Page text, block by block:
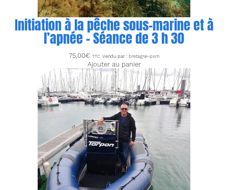
Initiation à la pêche sous-marine et à
l’apnée – Séance de 3 h 30
75,00€ TTC Vendu par : bretagne-psm
Ajouter au panier